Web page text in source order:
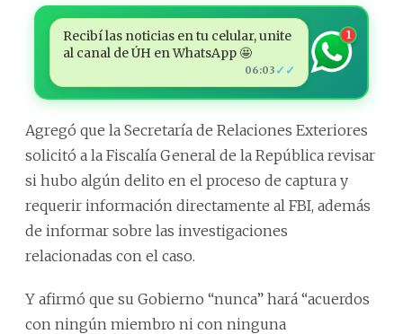
Recibí las noticias en tu celular, unite
al canal de ÚH en WhatsApp 🤩
06:03 ✓✓
1
Agregó que la Secretaría de Relaciones Exteriores
solicitó a la Fiscalía General de la República revisar
si hubo algún delito en el proceso de captura y
requerir información directamente al FBI, además
de informar sobre las investigaciones
relacionadas con el caso.
Y afirmó que su Gobierno “nunca” hará “acuerdos
con ningún miembro ni con ninguna